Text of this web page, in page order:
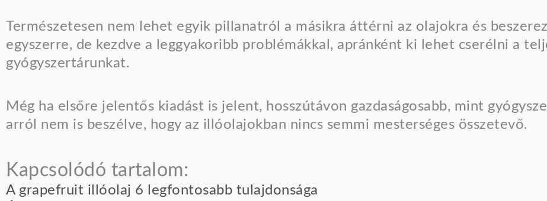
Természetesen nem lehet egyik pillanatról a másikra áttérni az olajokra és
egyszerre, de kezdve a leggyakoribb problémákkal, apránként ki lehet cserélni a
gyógyszertárunkat.
Még ha elsőre jelentős kiadást is jelent, hosszútávon gazdaságosabb, mint
arról nem is beszélve, hogy az illóolajokban nincs semmi mesterséges összetevő.
Kapcsolódó tartalom:
A grapefruit illóolaj 6 legfontosabb tulajdonsága